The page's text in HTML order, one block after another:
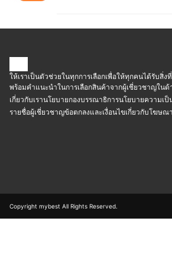
ให้เราเป็นตัวช่วยในทุกการเลือกเพื่อให้ทุกคนได้รับสิ่ง
พร้อมคำแนะนำในการเลือกสินค้าจากผู้เชี่ยวชาญในด้
เกี่ยวกับเรานโยบายกองบรรณาธิการนโยบายความเป็
รายชื่อผู้เชี่ยวชาญข้อตกลงและเงื่อนไขเกี่ยวกับโฆษณา
Copyright mybest All Rights Reserved.